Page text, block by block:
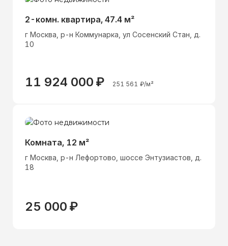
2-комн. квартира, 47.4 м²
г Москва, р-н Коммунарка, ул Сосенский Стан, д.
10
11 924 000 ₽ 251 561 ₽/м²
Комната, 12 м²
г Москва, р-н Лефортово, шоссе Энтузиастов, д.
18
25 000 ₽